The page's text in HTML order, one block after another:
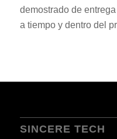
demostrado de
a tiempo y dentro del
SINCERE TECH